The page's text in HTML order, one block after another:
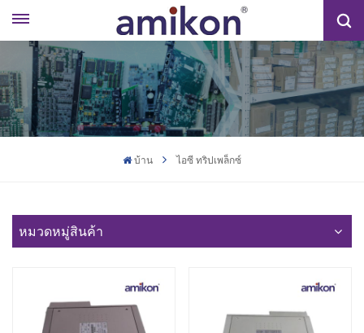
บ้าน ไอซี ทริปเพล็กซ์
หมวดหมู่สินค้า